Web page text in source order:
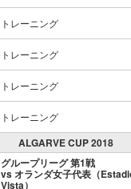
トレーニング
トレーニング
トレーニング
トレーニング
ALGARVE CUP 2018
グループリーグ 第1戦
vs オランダ女子代表（
Vista）